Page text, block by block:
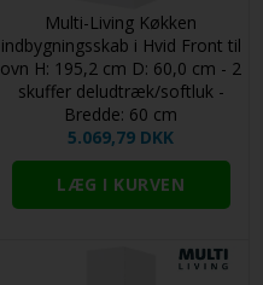
Multi-Living Køkken
indbygningsskab i Hvid Front til
ovn H: 195,2 cm D: 60,0 cm - 2
skuffer deludtræk/softluk -
Bredde: 60 cm
5.069,79 DKK